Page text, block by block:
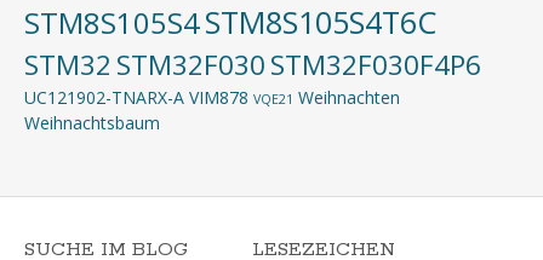
STM8S105S4STM8S105S4T6C
STM32 STM32F030STM32F030F4P6
UC121902-TNARX-A VIM878 VQE21 Weihnachten
Weihnachtsbaum
SUCHE IM BLOG LESEZEICHEN